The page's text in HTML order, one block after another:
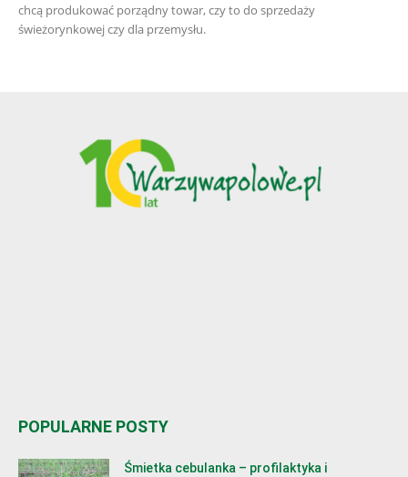
chcą produkować porządny towar, czy to do sprzedaży
świeżorynkowej czy dla przemysłu.
POPULARNE POSTY
Śmietka cebulanka – profilaktyka i